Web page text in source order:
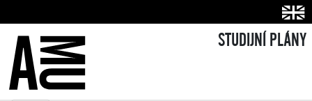
STUDIJNÍ PLÁNY